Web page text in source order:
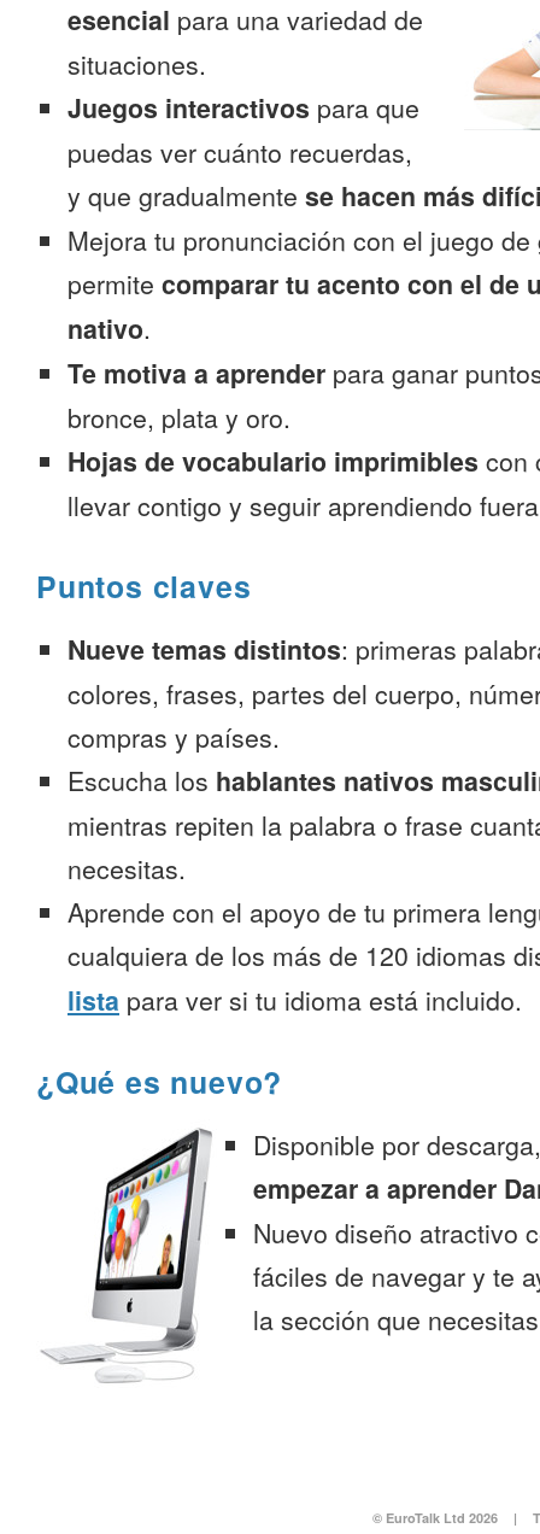
esencial para una variedad de
situaciones.
Juegos interactivos para que
puedas ver cuánto recuerdas,
y que gradualmente se hacen más
Mejora tu pronunciación con el juego
permite comparar tu acento con el de
nativo.
Te motiva a aprender para ganar
bronce, plata y oro.
Hojas de vocabulario imprimibles con
llevar contigo y seguir aprendiendo
Puntos claves
Nueve temas distintos: primeras
colores, frases, partes del cuerpo,
compras y países.
Escucha los hablantes nativos
mientras repiten la palabra o frase
necesitas.
Aprende con el apoyo de tu primera
cualquiera de los más de 120 idiomas
lista para ver si tu idioma está incluido.
¿Qué es nuevo?
Disponible por
empezar a aprender
Nuevo diseño atractivo
fáciles de navegar y te
la sección que
© EuroTalk Ltd 2026 |